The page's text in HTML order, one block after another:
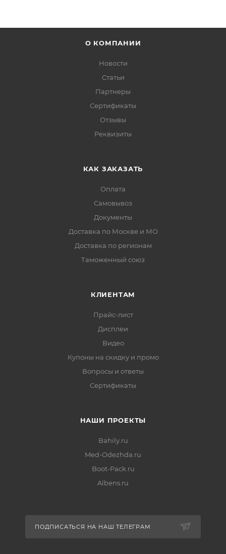
О КОМПАНИИ
Новости
Статьи
Партнеры
Сертификаты
Отзывы
Реквизиты
КАК ЗАКАЗАТЬ
Оплата
Самовывоз
Документы
Доставка по Москве и МО
Доставка по регионам
Таможенный союз
КЛИЕНТАМ
Прайс-лист
Дисплеи
Видео
Купоны на скидку и промо
Вопросы и ответы
Сертификаты
НАШИ ПРОЕКТЫ
Bahily.ru
Med-Odezhda.ru
Boot-Pack.ru
Albens.ru
ПОДПИСАТЬСЯ НА НАШ ТЕЛЕГРАМ